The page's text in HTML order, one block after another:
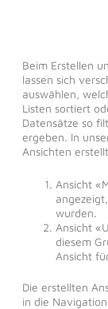
Beim Erstellen
lassen sich
auswählen,
Listen sortiert
Datensätze so
ergeben. In
Ansichten
Ansicht
wurden.
Ansicht
diesem
Ansicht
Die erstellten
in die